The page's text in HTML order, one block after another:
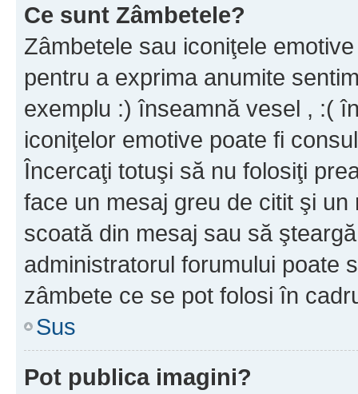
Ce sunt Zâmbetele?
Zâmbetele sau iconiţele
pentru a exprima anumite
exemplu :) înseamnă vesel , :(
iconiţelor emotive poate fi
Încercaţi totuşi să nu folosiţi
face un mesaj greu de citit şi
scoată din mesaj sau să
administratorul forumului poate
zâmbete ce se pot folosi în
Sus
Pot publica imagini?